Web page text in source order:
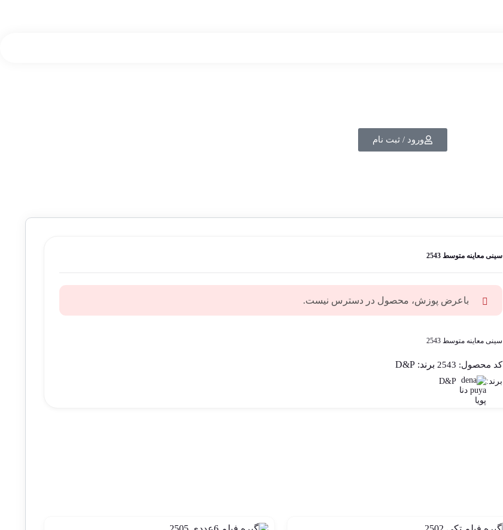
ورود / ثبت نام
سینی معاینه متوسط 2543
باعرض پوزش، محصول در دسترس نیست.
سینی معاینه متوسط 2543
کد محصول: 2543 برند: D&P
برند: D&P